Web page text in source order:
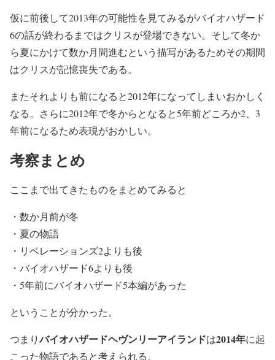
仮に前後して2013年の可能性を見てみるがバイオハザード
6の話が終わるまではクリスが登場できない。そして冬か
ら夏にかけて数か月間進むという描写があるためその期間
はクリスが記憶喪失である。
またそれよりも前になると2012年になってしまいおかしく
なる。さらに2012年で冬からとなると5年前どころか2、3
年前になるため表現がおかしい。
考察まとめ
ここまで出てきたものをまとめてみると
・数か月前が冬
・夏の物語
・リベレーションズ2よりも後
・バイオハザード6よりも後
・5年前にバイオハザード5本編があった
ということが分かった。
つまりバイオハザードヘヴンリーアイランドは2014年に起
こった物語であると考えられる。